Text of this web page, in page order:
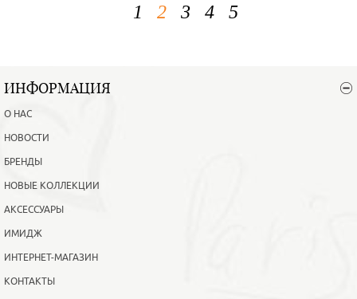
1 2 3 4 5
ИНФОРМАЦИЯ
О НАС
НОВОСТИ
БРЕНДЫ
НОВЫЕ КОЛЛЕКЦИИ
АКСЕССУАРЫ
ИМИДЖ
ИНТЕРНЕТ-МАГАЗИН
КОНТАКТЫ